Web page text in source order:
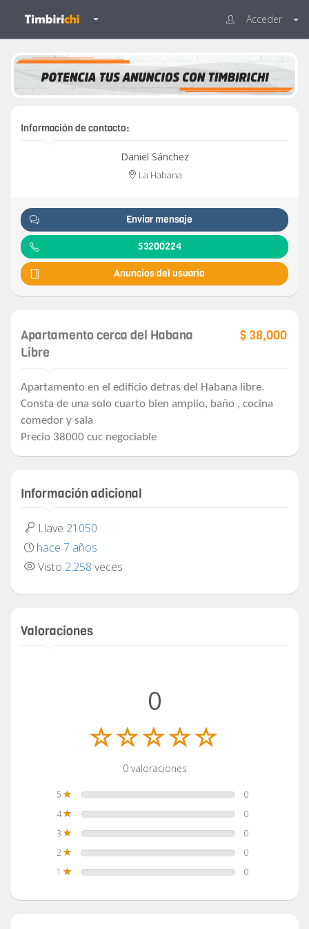
Acceder
Información de contacto:
Daniel Sánchez
La Habana
Enviar mensaje
53200224
Anuncios del usuario
Apartamento cerca del Habana
Libre
$ 38,000
Apartamento en el edificio detras del Habana libre.
Consta de una solo cuarto bien amplio, baño , cocina
comedor y sala
Precio 38000 cuc negociable
Información adicional
Llave 21050
hace 7 años
Visto 2,258 veces
Valoraciones
0
0 valoraciones
5
0
4
0
3
0
2
0
1
0